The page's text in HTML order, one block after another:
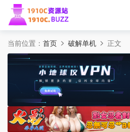
当前位置： 首页 破解单机 正文